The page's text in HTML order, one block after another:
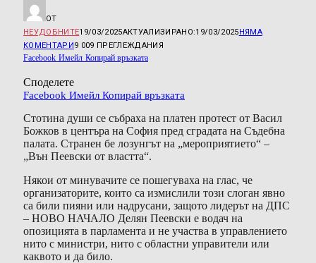
ОТ
НЕУДОБНИТЕ19/03/2025АКТУАЛИЗИРАНО:19/03/2025НЯМА
КОМЕНТАРИ9 009 ПРЕГЛЕЖДАНИЯ
Facebook Имейл Копирай връзката
Споделете
Facebook Имейл Копирай връзката
Стотина души се събраха на платен протест от Васил
Божков в центъра на София пред сградата на Съдебна
палата. Странен бе лозунгът на „мероприятието“ –
„Вън Пеевски от властта“.
Някои от минувачите се пошегуваха на глас, че
организаторите, които са измислили този слоган явно
са били пияни или надрусани, защото лидерът на ДПС
– НОВО НАЧАЛО Делян Пеевски е водач на
опозицията в парламента и не участва в управлението
нито с министри, нито с областни управители или
каквото и да било.